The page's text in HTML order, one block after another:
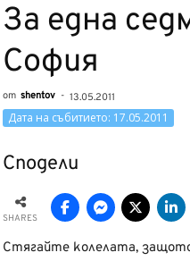
За една
София
от shentov - 13.05.2011
Дата на събитието: 17.05.2011
Сподели
SHARES
Стягайте колелата,